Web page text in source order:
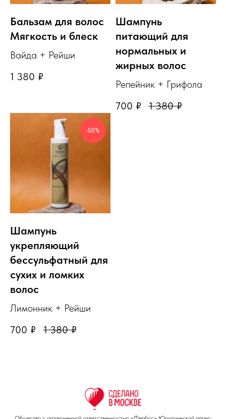
Бальзам для волос
Мягкость и блеск
Вайда + Рейши
1 380 ₽
Шампунь
питающий для
нормальных и
жирных волос
Репейник + Грифола
700 ₽ 1 380 ₽
-50%
Шампунь
укрепляющий
бессульфатный для
сухих и ломких
волос
Лимонник + Рейши
700 ₽ 1 380 ₽